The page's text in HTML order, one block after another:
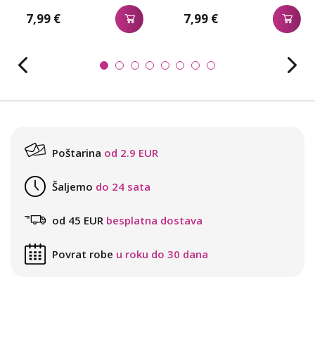
7,99 € 7,99 €
Poštarina od 2.9 EUR
Šaljemo do 24 sata
od 45 EUR besplatna dostava
Povrat robe u roku do 30 dana